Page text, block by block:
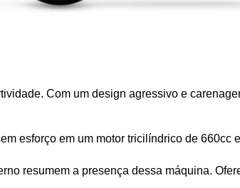
Com um design agressivo e
esforço em um motor tricilíndrico de 660cc
resumem a presença dessa máquina.